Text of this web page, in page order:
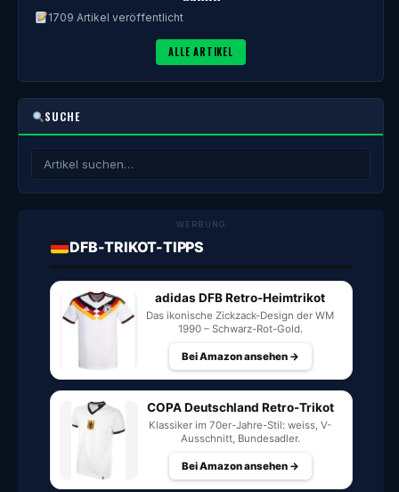
1709 Artikel veröffentlicht
ALLE ARTIKEL
SUCHE
WERBUNG
DFB-TRIKOT-TIPPS
adidas DFB Retro-Heimtrikot
Das ikonische Zickzack-Design der WM
1990 – Schwarz-Rot-Gold.
Bei Amazon ansehen →
COPA Deutschland Retro-Trikot
Klassiker im 70er-Jahre-Stil: weiss, V-
Ausschnitt, Bundesadler.
Bei Amazon ansehen →